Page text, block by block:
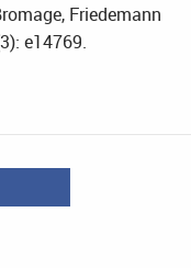
Friedemann
e14769.